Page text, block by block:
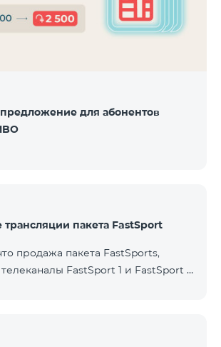
для абонентов
пакета FastSport
продажа пакета FastSports,
FastSport 1 и FastSport 2,
По вопросам или для